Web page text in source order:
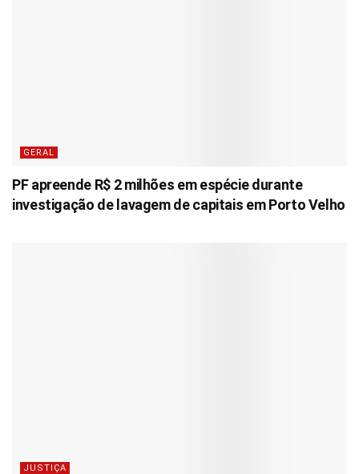
GERAL
PF apreende R$ 2 milhões em espécie durante
investigação de lavagem de capitais em Porto Velho
JUSTIÇA